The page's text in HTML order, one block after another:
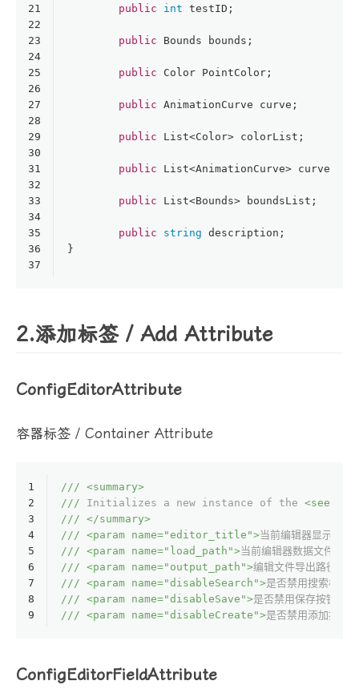
21
22
23
24
25
26
27
28
29
30
31
32
33
34
35
36
37
public int testID;
public Bounds bounds;
public Color PointColor;
public AnimationCurve curve;
public List<Color> colorList;
public List<AnimationCurve>
public List<Bounds> boundsList;
public string description;
}
2.添加标签 / Add Attribute
ConfigEditorAttribute
容器标签 / Container Attribute
1
2
3
4
5
6
7
8
9
/// <summary>
/// Initializes a new instance of the <see
/// </summary>
/// <param name="editor_title">当前编辑器显示的名
/// <param name="load_path">当前编辑器数据文件的位
/// <param name="output_path">编辑文件导出路径
/// <param name="disableSearch">是否禁用搜索栏
/// <param name="disableSave">是否禁用保存按钮
/// <param name="disableCreate">是否禁用添加按钮
ConfigEditorFieldAttribute